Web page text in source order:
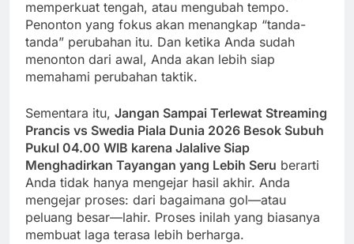
memperkuat tengah, atau mengubah tempo.
Penonton yang fokus akan menangkap “tanda-
tanda” perubahan itu. Dan ketika Anda sudah
menonton dari awal, Anda akan lebih siap
memahami perubahan taktik.
Sementara itu, Jangan Sampai Terlewat Streaming
Prancis vs Swedia Piala Dunia 2026 Besok Subuh
Pukul 04.00 WIB karena Jalalive Siap
Menghadirkan Tayangan yang Lebih Seru berarti
Anda tidak hanya mengejar hasil akhir. Anda
mengejar proses: dari bagaimana gol—atau
peluang besar—lahir. Proses inilah yang biasanya
membuat laga terasa lebih berharga.